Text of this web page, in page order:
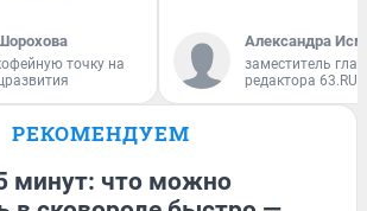
точку на
Александра
заместитель
редактора 63.RU
РЕКОМЕНДУЕМ
минут: что можно